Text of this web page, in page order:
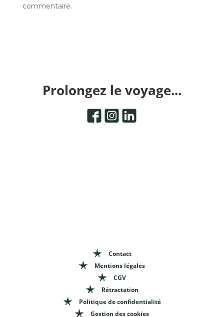
commentaire.
Prolongez le voyage...
Contact
Mentions légales
CGV
Rétractation
Politique de confidentialité
Gestion des cookies